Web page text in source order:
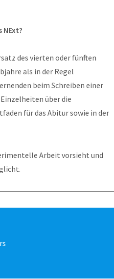
des vierten oder fünften
als in der Regel
beim Schreiben einer
über die
für das Abitur sowie in der
Arbeit vorsieht und